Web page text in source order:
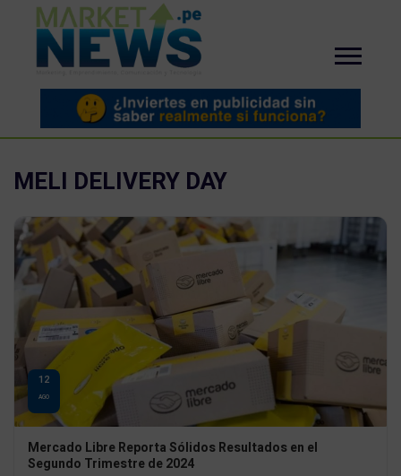
MELI DELIVERY DAY
12
AGO
Mercado Libre Reporta Sólidos Resultados en el
Segundo Trimestre de 2024